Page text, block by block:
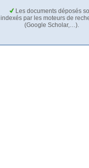
Les documents déposés
indexés par les moteurs de
(Google Scholar,…).